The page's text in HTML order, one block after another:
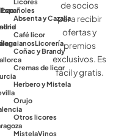
Licorería
Absenta y Cazalla
Café licor
Coñac y Brandy
Cremas de licor
Herbero y Mistela
Orujo
Otros licores
MistelaVinos
de socios
para recibir
ofertas y
premios
exclusivos. Es
fácil y gratis.